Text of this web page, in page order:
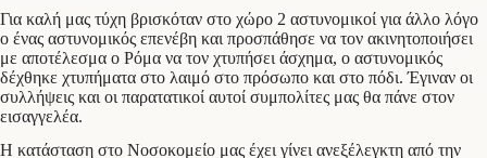
Για καλή μας τύχη βρισκόταν στο χώρο 2 αστυνομικοί για άλλο λόγο
ο ένας αστυνομικός επενέβη και προσπάθησε να τον ακινητοποιήσει
με αποτέλεσμα ο Ρόμα να τον χτυπήσει άσχημα, ο αστυνομικός
δέχθηκε χτυπήματα στο λαιμό στο πρόσωπο και στο πόδι. Έγιναν οι
συλλήψεις και οι παρατατικοί αυτοί συμπολίτες μας θα πάνε στον
εισαγγελέα.
Η κατάσταση στο Νοσοκομείο μας έχει γίνει ανεξέλεγκτη από την